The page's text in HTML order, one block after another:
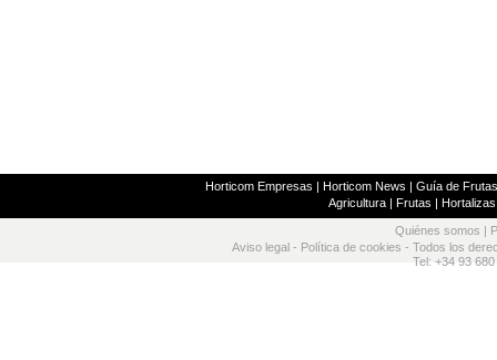
Horticom Empresas | Horticom News | Guía de
Agricultura| Frutas | Hortalizas
Quiénes somos
Aviso legal - Política de cookies - Todos los
Tel: +34 93